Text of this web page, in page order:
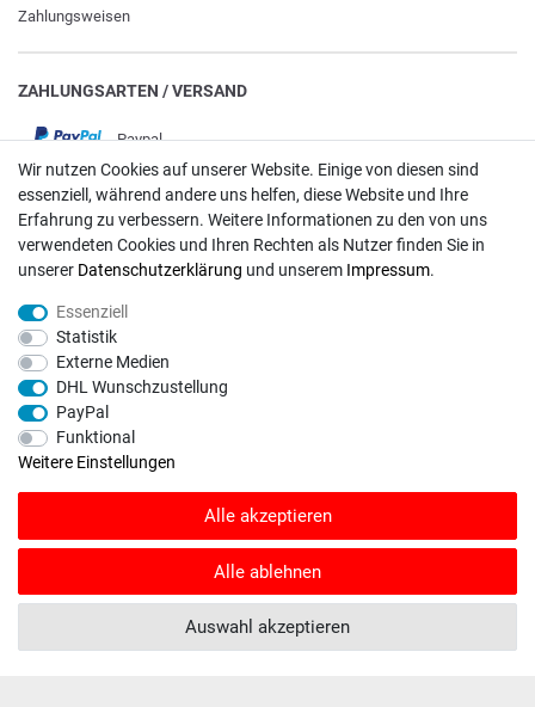
Zahlungsweisen
ZAHLUNGSARTEN / VERSAND
Paypal
VISA / Mastercard
Vorkasse
DHL
Deutsche Post
Bei Fragen wenden Sie sich direkt an unser Service-Team.
Montag - Freitag, 09:00 - 18:00
info@rasentraktoren-motoren.de
MA-Versand GmbH, 53925 Kall, In der Laach 1-3
Unser Unternehmen sammelt über den unabhängigen Dienstleister
SHOPVOTE Bewertungen. SHOPVOTE setzt automatische und manuelle
von Kundenbewertungen auf SHOPVOTE finden Sie hier
Wir nutzen Cookies auf unserer Website. Einige von diesen sind
essenziell, während andere uns helfen, diese Website und Ihre
Erfahrung zu verbessern. Weitere Informationen zu den von uns
verwendeten Cookies und Ihren Rechten als Nutzer finden Sie in
unserer Daten­schutz­erklärung und unserem Impressum.
Essenziell
Statistik
Externe Medien
DHL Wunschzustellung
PayPal
Funktional
Weitere Einstellungen
Alle akzeptieren
Alle ablehnen
Auswahl akzeptieren